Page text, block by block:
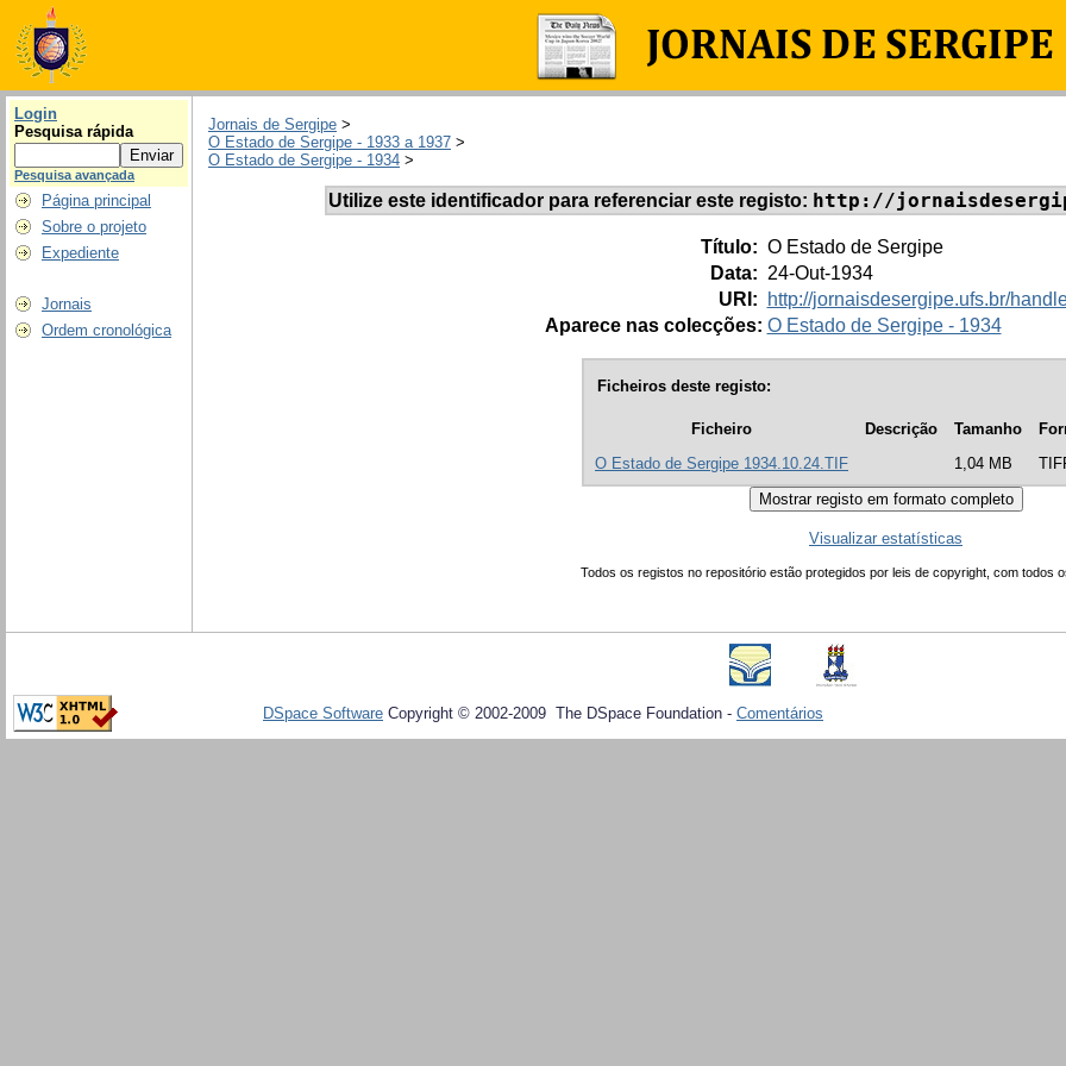
Login
Pesquisa rápida
Pesquisa avançada
Página principal
Sobre o projeto
Expediente
Jornais
Ordem cronológica
Jornais de Sergipe >
O Estado de Sergipe - 1933 a 1937 >
O Estado de Sergipe - 1934 >
Utilize este identificador para referenciar este registo: http://
Título: O Estado de Sergipe
Data: 24-Out-1934
URI:
http://jornaisdesergipe.ufs.br/
Aparece nas colecções: O Estado de Sergipe - 1934
Ficheiros deste registo:
Ficheiro Descrição Tamanho
O Estado de Sergipe 1934.10.24.TIF
1,04 MB
Visualizar estatísticas
Todos os registos no repositório estão protegidos por leis de copyright, com todos
DSpace Software Copyright © 2002-2009 The DSpace Foundation - Comentários